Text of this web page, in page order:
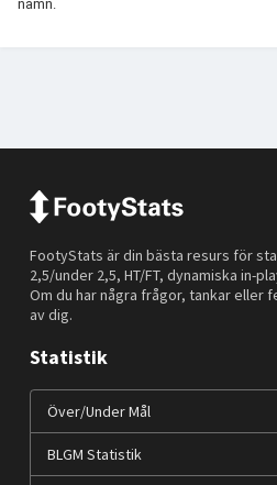
namn.
FootyStats är din bästa resurs för
2,5/under 2,5, HT/FT, dynamiska in-
Om du har några frågor, tankar eller
av dig.
Statistik
Över/Under Mål
BLGM Statistik